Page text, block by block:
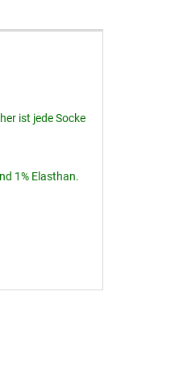
ist jede Socke
1% Elasthan.